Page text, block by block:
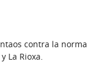
contra la norma
La Rioxa.